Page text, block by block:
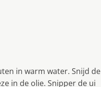
in warm water. Snijd de
in de olie. Snipper de ui